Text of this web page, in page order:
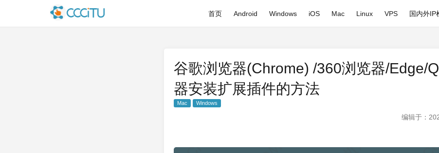
首页 Android Windows iOS Mac Linux VPS 国内外IP
谷歌浏览器(Chrome) /360浏览器/Edge/
器安装扩展插件的方法
Mac Windows
编辑于：